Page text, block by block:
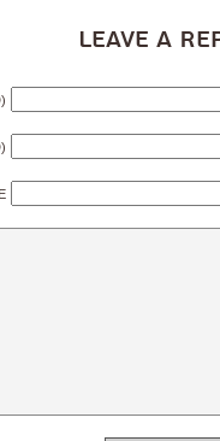
Leave a